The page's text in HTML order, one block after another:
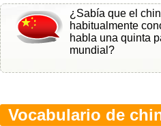
¿Sabía que el
habitualmente
habla una quinta
mundial?
Vocabulario de